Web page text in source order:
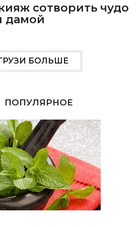
сотворить чудо
дамой
БОЛЬШЕ
ПОПУЛЯРНОЕ